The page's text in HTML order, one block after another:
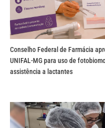
Conselho Federal de Farmácia
UNIFAL-MG para uso de
assistência a lactantes